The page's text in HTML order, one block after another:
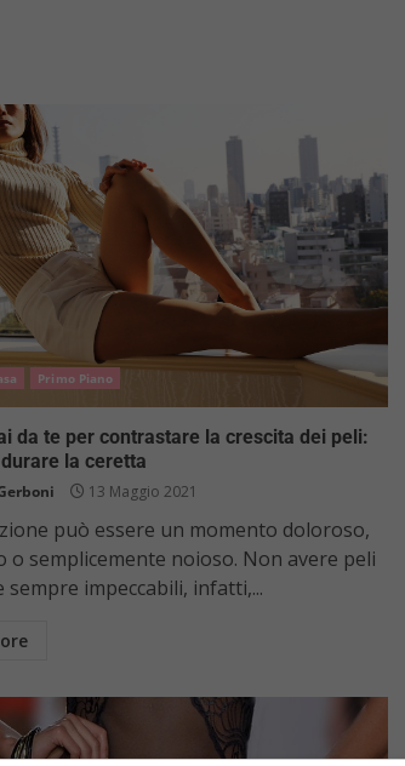
Primo Piano
da te per contrastare la crescita dei peli:
la ceretta
13 Maggio 2021
può essere un momento doloroso,
o semplicemente noioso. Non avere peli
sempre impeccabili, infatti,...